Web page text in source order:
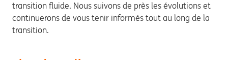
transition fluide. Nous suivons de près les évolutions et
continuerons de vous tenir informés tout au long de la
transition.